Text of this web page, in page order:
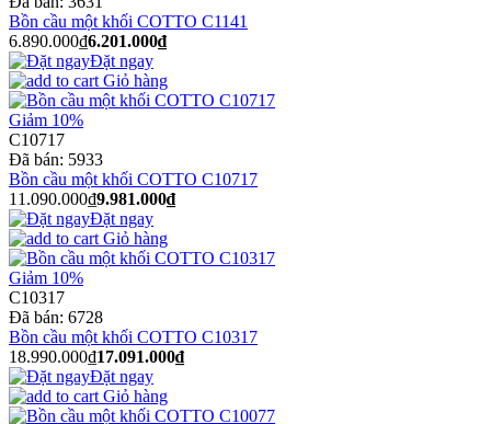
Bồn cầu một khối COTTO C1141
6.890.000₫6.201.000₫
Đặt ngay
Giỏ hàng
Giảm 10%
C10717
Đã bán: 5933
Bồn cầu một khối COTTO C10717
11.090.000₫9.981.000₫
Đặt ngay
Giỏ hàng
Giảm 10%
C10317
Đã bán: 6728
Bồn cầu một khối COTTO C10317
18.990.000₫17.091.000₫
Đặt ngay
Giỏ hàng